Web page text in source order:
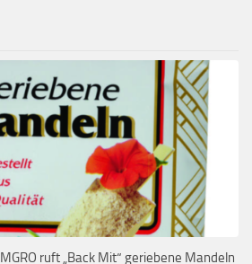
ruft „Back Mit“ geriebene Mandeln